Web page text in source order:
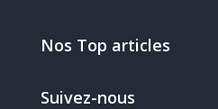
Nos Top articles
Suivez-nous